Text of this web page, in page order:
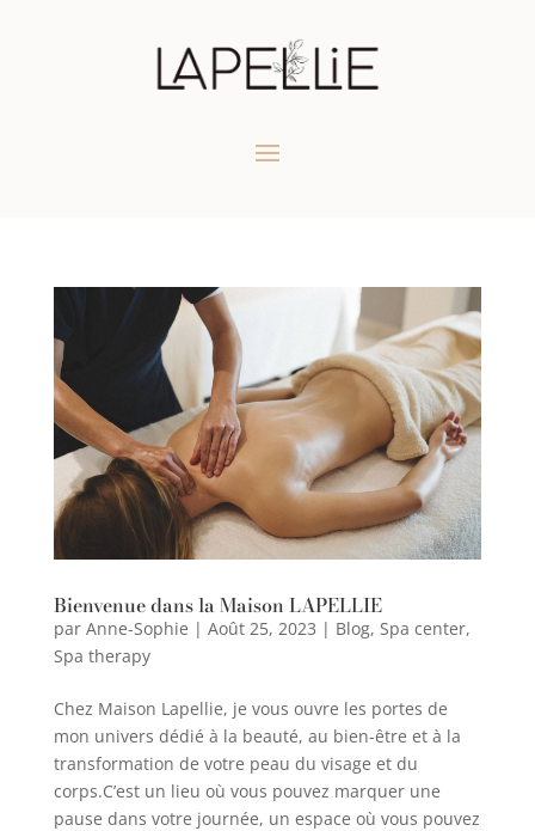
Bienvenue dans la Maison LAPELLIE
par Anne-Sophie | Août 25, 2023 | Blog, Spa center,
Spa therapy
Chez Maison Lapellie, je vous ouvre les portes de
mon univers dédié à la beauté, au bien-être et à la
transformation de votre peau du visage et du
corps.C’est un lieu où vous pouvez marquer une
pause dans votre journée, un espace où vous pouvez